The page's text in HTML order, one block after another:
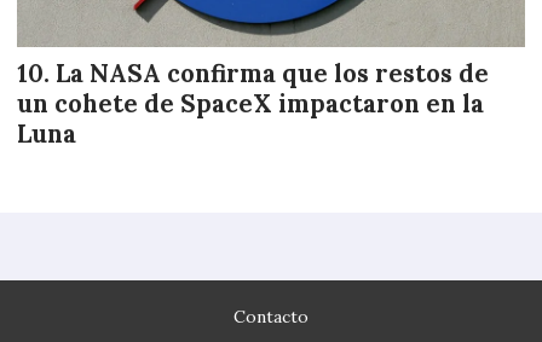
La NASA confirma que los restos de
un cohete de SpaceX impactaron en la
Luna
Contacto